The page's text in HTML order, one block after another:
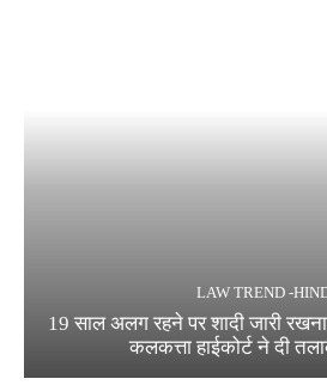
LAW TREND -
19 साल अलग रहने पर शादी जारी
कलकत्ता हाईकोर्ट ने दी